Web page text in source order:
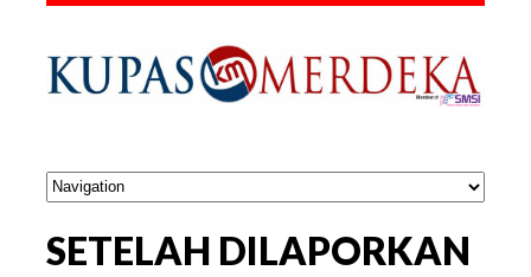
SETELAH DILAPORKAN